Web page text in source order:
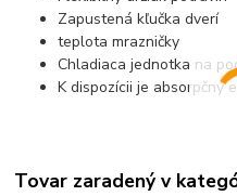
Zapustená kľučka dverí
teplota mrazničky
Chladiaca jednotka na
K dispozícii je absorpčný
Tovar zaradený v